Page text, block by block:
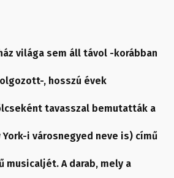
világa sem áll távol -korábban
, hosszú évek
tavasszal bemutatták a
York-i városnegyed neve is) című
A darab, mely a